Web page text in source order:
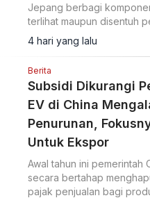
Jepang berbagi
terlihat maupun disentuh
sebagai langkah untuk
dan menghadapi
4 hari yang lalu
Berita
Subsidi Dikurangi
EV di China
Penurunan,
Untuk Ekspor
Awal tahun ini pemerintah
secara bertahap
pajak penjualan bagi